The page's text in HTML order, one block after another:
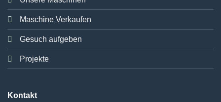
Maschine Verkaufen
Gesuch aufgeben
Projekte
Kontakt